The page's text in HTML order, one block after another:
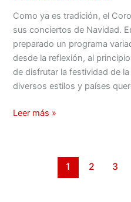
Como ya es tradición, el
sus conciertos de Navidad.
preparado un programa
desde la reflexión, al
de disfrutar la festividad de
diversos estilos y países
Leer más »
1 2 3